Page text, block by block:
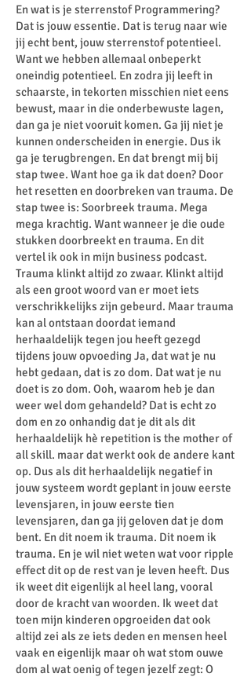
En wat is je sterrenstof Programmering?
Dat is jouw essentie. Dat is terug naar wie
jij echt bent, jouw sterrenstof potentieel.
Want we hebben allemaal onbeperkt
oneindig potentieel. En zodra jij leeft in
schaarste, in tekorten misschien niet eens
bewust, maar in die onderbewuste lagen,
dan ga je niet vooruit komen. Ga jij niet je
kunnen onderscheiden in energie. Dus ik
ga je terugbrengen. En dat brengt mij bij
stap twee. Want hoe ga ik dat doen? Door
het resetten en doorbreken van trauma. De
stap twee is: Soorbreek trauma. Mega
mega krachtig. Want wanneer je die oude
stukken doorbreekt en trauma. En dit
vertel ik ook in mijn business podcast.
Trauma klinkt altijd zo zwaar. Klinkt altijd
als een groot woord van er moet iets
verschrikkelijks zijn gebeurd. Maar trauma
kan al ontstaan doordat iemand
herhaaldelijk tegen jou heeft gezegd
tijdens jouw opvoeding Ja, dat wat je nu
hebt gedaan, dat is zo dom. Dat wat je nu
doet is zo dom. Ooh, waarom heb je dan
weer wel dom gehandeld? Dat is echt zo
dom en zo onhandig dat je dit als dit
herhaaldelijk hè repetition is the mother of
all skill. maar dat werkt ook de andere kant
op. Dus als dit herhaaldelijk negatief in
jouw systeem wordt geplant in jouw eerste
levensjaren, in jouw eerste tien
levensjaren, dan ga jij geloven dat je dom
bent. En dit noem ik trauma. Dit noem ik
trauma. En je wil niet weten wat voor ripple
effect dit op de rest van je leven heeft. Dus
ik weet dit eigenlijk al heel lang, vooral
door de kracht van woorden. Ik weet dat
toen mijn kinderen opgroeiden dat ook
altijd zei als ze iets deden en mensen heel
vaak en eigenlijk maar oh wat stom ouwe
dom al wat oenig of tegen jezelf zegt: O